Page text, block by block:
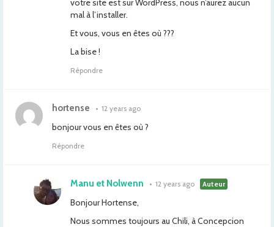
votre site est sur WordPress, nous n’aurez aucun
mal à l’installer.
Et vous, vous en êtes où ???
La bise !
Répondre
hortense • 12 years ago
bonjour vous en êtes où ?
Répondre
Manu et Nolwenn • 12 years ago Auteur
Bonjour Hortense,
Nous sommes toujours au Chili, à Concepcion